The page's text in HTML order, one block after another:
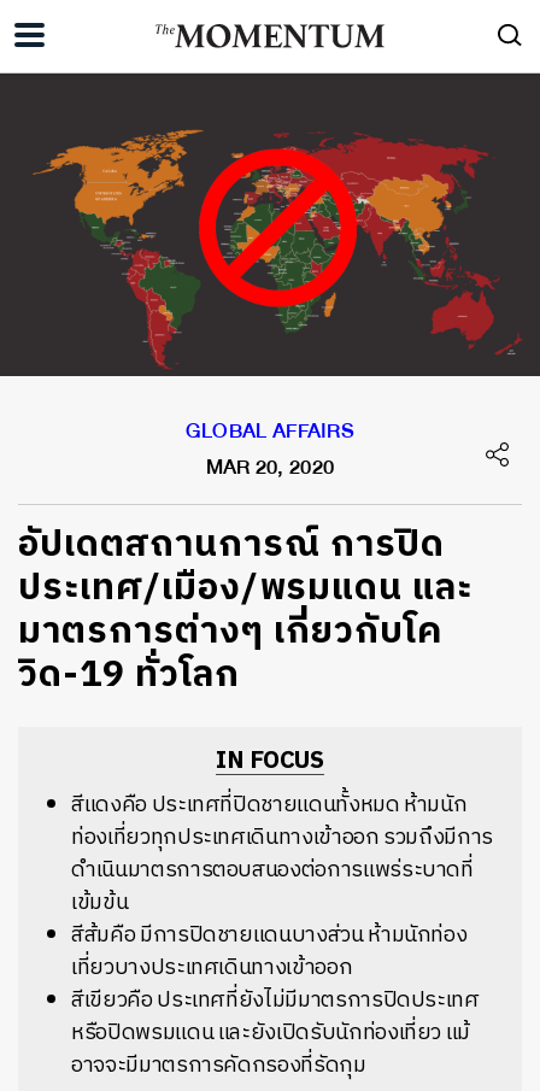
GLOBAL AFFAIRS
MAR 20, 2020
อัปเดตสถานการณ์ การปิด
ประเทศ/เมือง/พรมแดน และ
มาตรการต่างๆ เกี่ยวกับโค
วิด-19 ทั่วโลก
IN FOCUS
สีแดงคือ ประเทศที่ปิดชายแดนทั้งหมด ห้ามนัก
ท่องเที่ยวทุกประเทศเดินทางเข้าออก รวมถึงมีการ
ดำเนินมาตรการตอบสนองต่อการแพร่ระบาดที่
เข้มข้น
สีส้มคือ มีการปิดชายแดนบางส่วน ห้ามนักท่อง
เที่ยวบางประเทศเดินทางเข้าออก
สีเขียวคือ ประเทศที่ยังไม่มีมาตรการปิดประเทศ
หรือปิดพรมแดน และยังเปิดรับนักท่องเที่ยว แม้
อาจจะมีมาตรการคัดกรองที่รัดกุม